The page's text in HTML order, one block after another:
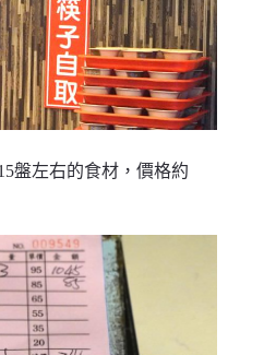
盤左右的食材，價格約